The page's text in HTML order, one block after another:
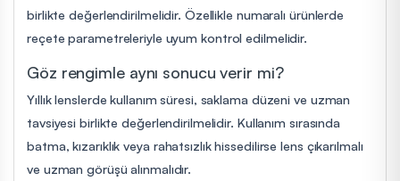
birlikte değerlendirilmelidir. Özellikle numaralı ürünlerde
reçete parametreleriyle uyum kontrol edilmelidir.
Göz rengimle aynı sonucu verir mi?
Yıllık lenslerde kullanım süresi, saklama düzeni ve uzman
tavsiyesi birlikte değerlendirilmelidir. Kullanım sırasında
batma, kızarıklık veya rahatsızlık hissedilirse lens çıkarılmalı
ve uzman görüşü alınmalıdır.